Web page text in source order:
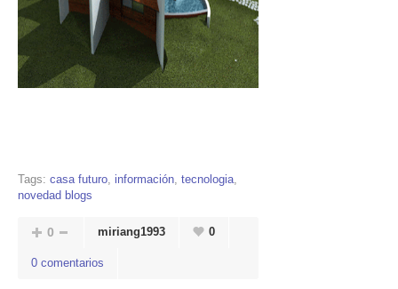
Tags: casa futuro, información, tecnologia,
novedad blogs
0 miriang1993 0
0 comentarios